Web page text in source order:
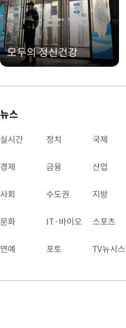
모두의 정신건강
뉴스
실시간 정치 국제
경제 금융 산업
사회 수도권 지방
문화 IT·바이오 스포츠
연예 포토 TV뉴시스